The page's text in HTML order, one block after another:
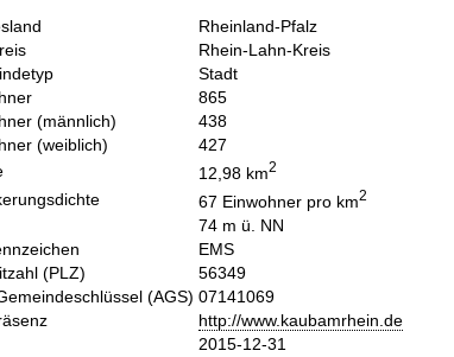
Rheinland-Pfalz
Rhein-Lahn-Kreis
Stadt
865
(männlich)
438
(weiblich)
427
12,98 km2
67 Einwohner pro km2
74 m ü. NN
EMS
(PLZ)
56349
(AGS) 07141069
http://www.kaubamrhein.de
2015-12-31